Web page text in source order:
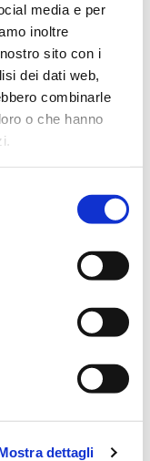
media e per
inoltre
sito con i
dei dati web,
combinarle
o che hanno
dettagli
17/10/2023 alle 9:42